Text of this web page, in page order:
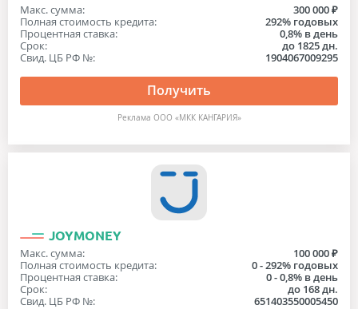
Макс. сумма:
300 000 ₽
Полная стоимость кредита:
292% годовых
Процентная ставка:
0,8% в день
Срок:
до 1825 дн.
Свид. ЦБ РФ №:
1904067009295
Получить
Реклама ООО «МКК КАНГАРИЯ»
JOYMONEY
Макс. сумма:
100 000 ₽
Полная стоимость кредита:
0 - 292% годовых
Процентная ставка:
0 - 0,8% в день
Срок:
до 168 дн.
Свид. ЦБ РФ №:
651403550005450